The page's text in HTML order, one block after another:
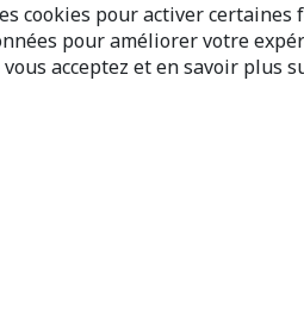
cookies pour activer
pour améliorer votre
vous acceptez et en savoir plus